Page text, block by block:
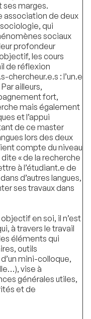
marges.
association de deux
qui
sociaux
profondeur
les cours
de réflexion
chercheur.e.s : l’un.e
ailleurs,
fort,
mais également
et l’appui
de ce master
lors des deux
compte du niveau
« de la recherche
à l’étudiant.e de
d’autres langues,
ses travaux dans
en soi, il n’est
à travers le travail
éléments qui
outils
mini-colloque,
vise à
générales utiles,
et de